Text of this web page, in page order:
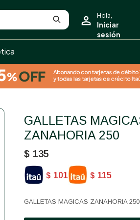
GALLETAS MAGICAS
ZANAHORIA 250
$ 135
$ 101 $ 115
GALLETAS MAGICAS ZANAHORIA 250